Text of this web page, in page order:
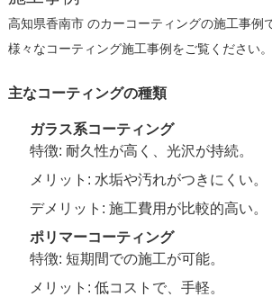
高知県香南市 のカーコーティングの施工事例
様々なコーティング施工事例をご覧ください。
主なコーティングの種類
ガラス系コーティング
特徴: 耐久性が高く、光沢が持続。
メリット: 水垢や汚れがつきにくい。
デメリット: 施工費用が比較的高い。
ポリマーコーティング
特徴: 短期間での施工が可能。
メリット: 低コストで、手軽。